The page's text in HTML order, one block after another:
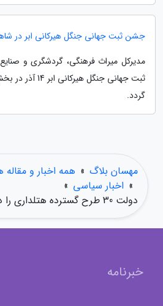
جشن ثبت جهانی جنگل هیرکانی ابر در
مدیرکل میراث فرهنگی، گردشگری و
ثبت جهانی جنگل
گردد.
مهسان بلاگ » همه اخبار و مقاله
» اخبار سیاسی »
دولت 30 طرح گسترده هتلداری را در دستور کار دارد
خبرنامه